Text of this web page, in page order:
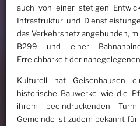
auch von einer stetigen
Infrastruktur und
das Verkehrsnetz angebunden,
B299 und einer
Erreichbarkeit der
Kulturell hat Geisenhausen
historische Bauwerke wie die
ihrem beeindruckenden
Gemeinde ist zudem bekannt